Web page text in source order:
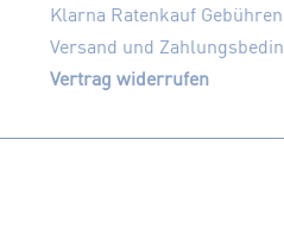
Klarna Ratenkauf Gebühren
Versand und
Vertrag widerrufen